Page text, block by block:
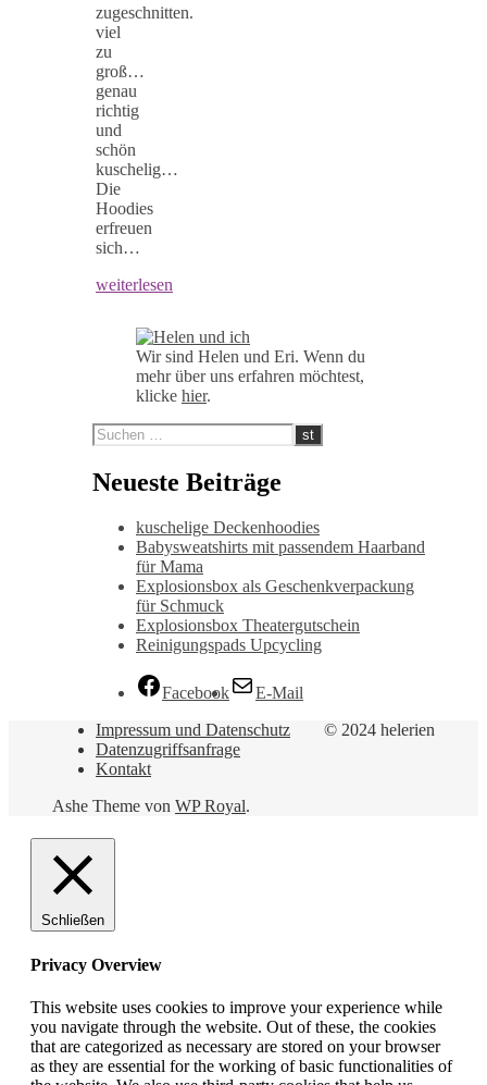
zugeschnitten.
viel
zu
groß…
genau
richtig
und
schön
kuschelig…
Die
Hoodies
erfreuen
sich…
weiterlesen
Wir sind Helen und Eri. Wenn du
mehr über uns erfahren möchtest,
klicke hier.
Neueste Beiträge
kuschelige Deckenhoodies
Babysweatshirts mit passendem Haarband
für Mama
Explosionsbox als Geschenkverpackung
für Schmuck
Explosionsbox Theatergutschein
Reinigungspads Upcycling
Facebook
E-Mail
© 2024 helerien
Impressum und Datenschutz
Datenzugriffsanfrage
Kontakt
Ashe Theme von WP Royal.
Schließen
Privacy Overview
This website uses cookies to improve your experience while
you navigate through the website. Out of these, the cookies
that are categorized as necessary are stored on your browser
as they are essential for the working of basic functionalities of